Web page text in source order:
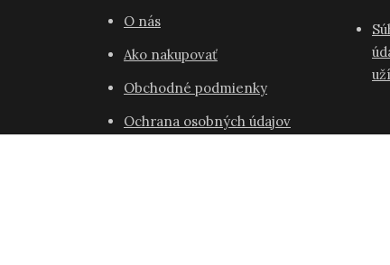
O nás
Ako nakupovať
Obchodné podmienky
Ochrana osobných údajov